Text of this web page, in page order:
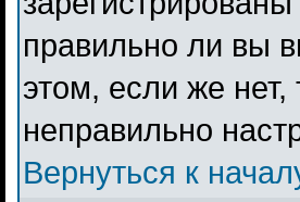
правильно ли вы
этом, если же
неправильно
Вернуться к